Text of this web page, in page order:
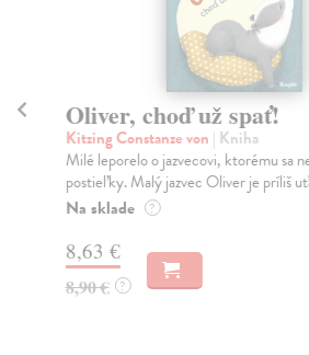
Oliver, choď už spať!
Kitzing Constanze von | Kniha
Milé leporelo o jazvecovi, ktorému sa
postieľky. Malý jazvec Oliver je príliš
Na sklade ?
8,63 €
8,90 € ?